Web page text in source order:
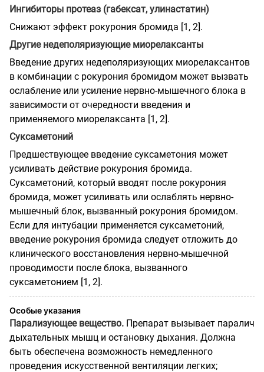
Ингибиторы протеаз (габексат, улинастатин)
Снижают эффект рокурония бромида [1, 2].
Другие недеполяризующие миорелаксанты
Введение других недеполяризующих миорелаксантов
в комбинации с рокурония бромидом может вызвать
ослабление или усиление нервно-мышечного блока в
зависимости от очередности введения и
применяемого миорелаксанта [1, 2].
Суксаметоний
Предшествующее введение суксаметония может
усиливать действие рокурония бромида.
Суксаметоний, который вводят после рокурония
бромида, может усиливать или ослаблять нервно-
мышечный блок, вызванный рокурония бромидом.
Если для интубации применяется суксаметоний,
введение рокурония бромида следует отложить до
клинического восстановления нервно-мышечной
проводимости после блока, вызванного
суксаметонием [1, 2].
Особые указания
Парализующее вещество. Препарат вызывает паралич
дыхательных мышц и остановку дыхания. Должна
быть обеспечена возможность немедленного
проведения искусственной вентиляции легких;